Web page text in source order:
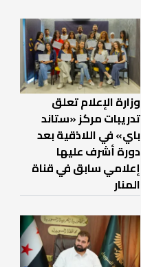
وزارة الإعلام تعلق
تدريبات مركز «ستاند
باي» في اللاذقية بعد
دورة أشرف عليها
إعلامي سابق في قناة
المنار